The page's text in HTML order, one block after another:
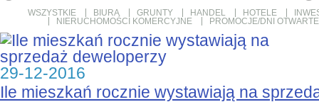
WSZYSTKIE BIURA GRUNTY HANDEL HOTELE
NIERUCHOMOŚCI KOMERCYJNE
PROMOCJE/DNI OTWARTE
29-12-2016
Ile mieszkań rocznie wystawiają na